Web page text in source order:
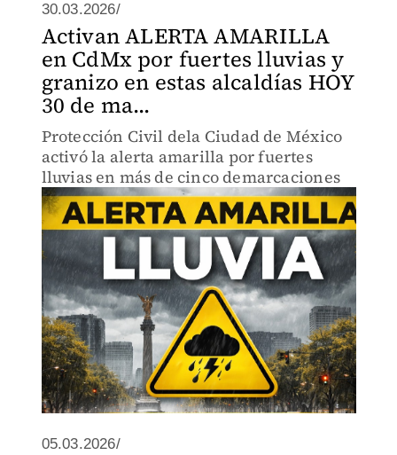
30.03.2026/
Activan ALERTA AMARILLA
en CdMx por fuertes lluvias y
granizo en estas alcaldías HOY
30 de ma...
Protección Civil dela Ciudad de México
activó la alerta amarilla por fuertes
lluvias en más de cinco demarcaciones
05.03.2026/